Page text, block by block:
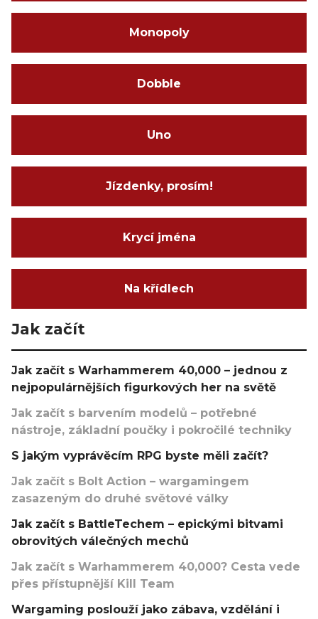
Monopoly
Dobble
Uno
Jízdenky, prosím!
Krycí jména
Na křídlech
Jak začít
Jak začít s Warhammerem 40,000 – jednou z
nejpopulárnějších figurkových her na světě
Jak začít s barvením modelů – potřebné
nástroje, základní poučky i pokročilé techniky
S jakým vyprávěcím RPG byste měli začít?
Jak začít s Bolt Action – wargamingem
zasazeným do druhé světové války
Jak začít s BattleTechem – epickými bitvami
obrovitých válečných mechů
Jak začít s Warhammerem 40,000? Cesta vede
přes přístupnější Kill Team
Wargaming poslouží jako zábava, vzdělání i